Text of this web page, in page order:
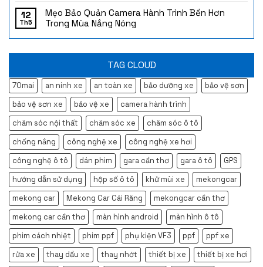
12
Th5
Mẹo Bảo Quản Camera Hành Trình Bền Hơn
Trong Mùa Nắng Nóng
TAG CLOUD
70mai an ninh xe an toàn xe bảo dưỡng xe
bảo vệ sơn
bảo vệ sơn xe
bảo vệ xe
camera hành trình
chăm sóc nội thất
chăm sóc xe
chăm sóc ô tô
chống nắng
công nghệ xe
công nghệ xe hơi
công nghệ ô tô
dán phim gara cần thơ gara ô tô
GPS
hướng dẫn sử dụng
hộp số ô tô khử mùi xe
mekongcar
mekong car
Mekong Car Cái Răng
mekongcar cần thơ
mekong car cần thơ
màn hình android
màn hình ô tô
phim cách nhiệt
phim ppf phụ kiện VF3 ppf
ppf xe
rửa xe
thay dầu xe thay nhớt thiết bị xe
thiết bị xe hơi